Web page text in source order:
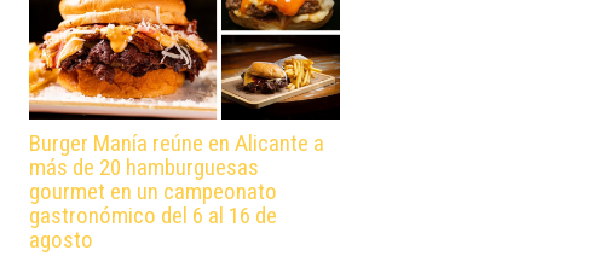
Burger Manía reúne en Alicante a
más de 20 hamburguesas
gourmet en un campeonato
gastronómico del 6 al 16 de
agosto